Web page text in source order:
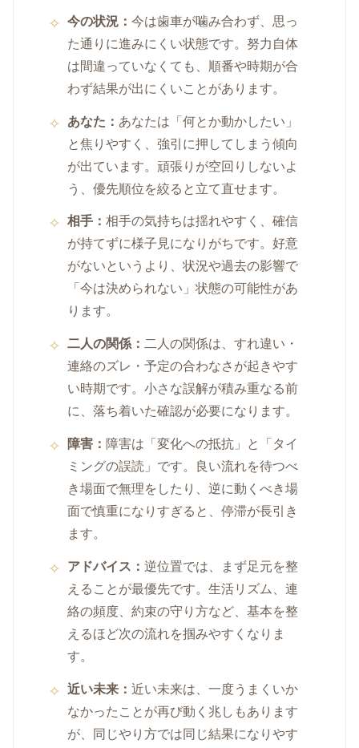
今の状況：今は歯車が噛み合わず、思っ
た通りに進みにくい状態です。努力自体
は間違っていなくても、順番や時期が合
わず結果が出にくいことがあります。
あなた： あなたは「何とか動かしたい」
と焦りやすく、強引に押してしまう傾向
が出ています。頑張りが空回りしないよ
う、優先順位を絞ると立て直せます。
相手：相手の気持ちは揺れやすく、確信
が持てずに様子見になりがちです。好意
がないというより、状況や過去の影響で
「今は決められない」状態の可能性があ
ります。
二人の関係： 二人の関係は、すれ違い・
連絡のズレ・予定の合わなさが起きやす
い時期です。小さな誤解が積み重なる前
に、落ち着いた確認が必要になります。
障害： 障害は「変化への抵抗」と「タイ
ミングの誤読」です。良い流れを待つべ
き場面で無理をしたり、逆に動くべき場
面で慎重になりすぎると、停滞が長引き
ます。
アドバイス：逆位置では、まず足元を整
えることが最優先です。生活リズム、連
絡の頻度、約束の守り方など、基本を整
えるほど次の流れを掴みやすくなりま
す。
近い未来：近い未来は、一度うまくいか
なかったことが再び動く兆しもあります
が、同じやり方では同じ結果になりやす